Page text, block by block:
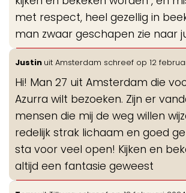
met respect, heel gezellig in
man zwaar geschapen zie naar
Justin uit Amsterdam schreef op 12
Hi! Man 27 uit Amsterdam die
Azurra wilt bezoeken. Zijn er
mensen die mij de weg willen
redelijk strak lichaam en goed
sta voor veel open! Kijken en
altijd een fantasie geweest